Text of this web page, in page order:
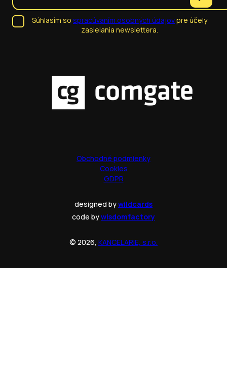
Súhlasím so spracúvaním osobných údajovpre účely
zasielania newslettera.
Obchodné podmienky
Cookies
GDPR
designed bywildcards
code bywisdomfactory
© 2026, KANCELARIE, s.r.o.